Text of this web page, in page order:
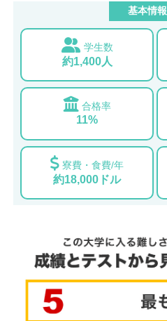
基本情報
学生数
約1,400人
合格率
11%
寮費・食費/年
約18,000ドル